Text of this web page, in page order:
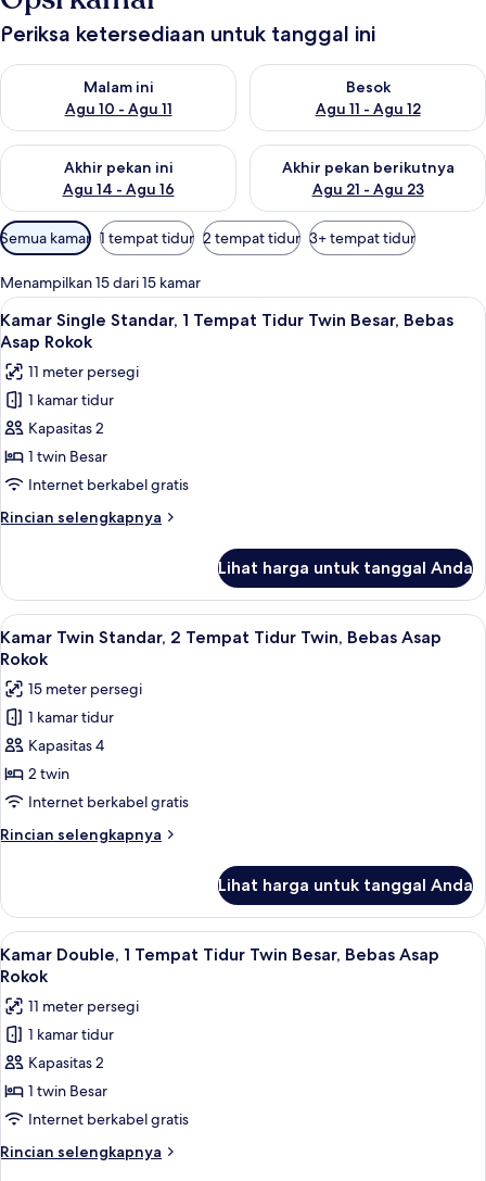
Periksa ketersediaan untuk tanggal ini
Malam ini
Agu 10 - Agu 11
Periksa ketersediaan untuk malam ini Agu 10 - Agu 11
Besok
Agu 11 - Agu 12
Periksa ketersediaan untuk
Akhir pekan ini
Agu 14 - Agu 16
Periksa ketersediaan untuk akhir pekan ini Agu 14 - Agu 16
Akhir pekan berikutnya
Agu 21 - Agu 23
Periksa ketersediaan untuk
Filter
tersedia
untuk
kamar
Semua kamar 1 tempat tidur 2 tempat tidur 3+ tempat tidur
Menampilkan 15 dari 15 kamar
Lihat
semua
foto
untuk
Kamar
Single
Standar,
1
Tempat
Tidur
Besar,
Bebas
Asap
Rokok
Selimut bulu angsa, meja kerja, dan
7
Kamar Single Standar, 1 Tempat Tidur Twin Besar, Bebas
Asap Rokok
11 meter persegi
1 kamar tidur
Kapasitas 2
1 twin Besar
Internet berkabel gratis
Rincian selengkapnya
Rincian
Kamar
Single
Standar,
1
Tidur
Twin
Besar,
Bebas
Asap
Lihat harga untuk tanggal Anda
Lihat
semua
foto
untuk
Kamar
Twin
Standar,
2
Tempat
Tidur
Bebas
Asap
Rokok
Selimut bulu angsa, meja kerja, dan
7
Kamar Twin Standar, 2 Tempat Tidur Twin, Bebas Asap
Rokok
15 meter persegi
1 kamar tidur
Kapasitas 4
2 twin
Internet berkabel gratis
Rincian selengkapnya
Rincian
Kamar
Twin
Standar,
2
Tidur
Twin,
Bebas
Asap
Rokok
Lihat harga untuk tanggal Anda
Lihat
semua
foto
untuk
Kamar
Double,
1
Tempat
Tidur
Twin
Selimut bulu angsa, meja kerja, dan
7
Kamar Double, 1 Tempat Tidur Twin Besar, Bebas Asap
Rokok
11 meter persegi
1 kamar tidur
Kapasitas 2
1 twin Besar
Internet berkabel gratis
Rincian selengkapnya
Rincian